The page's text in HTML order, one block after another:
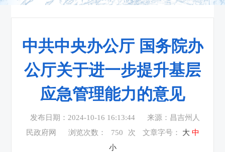
中共中央办公厅 国务院办
公厅关于进一步提升基层
应急管理能力的意见
发布日期：2024-10-16 16:13:44
来源：昌吉州人
民政府网
浏览次数： 750 次 文章字号： 大 中
小